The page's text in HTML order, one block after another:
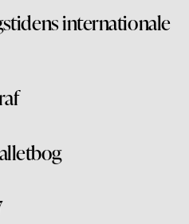
internationale